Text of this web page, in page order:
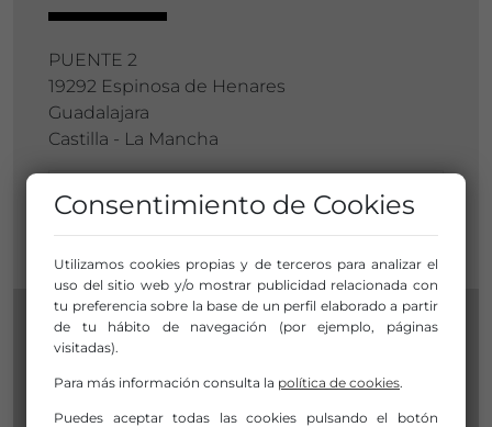
PUENTE 2
19292 Espinosa de Henares
Guadalajara
Castilla - La Mancha
Miembro de: Red de Artes Escénicas y
Música de Castilla-La Mancha
Consentimiento de Cookies
Utilizamos cookies propias y de terceros para analizar el
uso del sitio web y/o mostrar publicidad relacionada con
tu preferencia sobre la base de un perfil elaborado a partir
de tu hábito de navegación (por ejemplo, páginas
visitadas).
Para más información consulta la política de cookies.
Puedes aceptar todas las cookies pulsando el botón